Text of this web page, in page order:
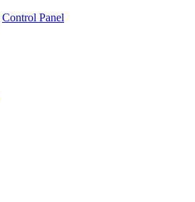
Control Panel